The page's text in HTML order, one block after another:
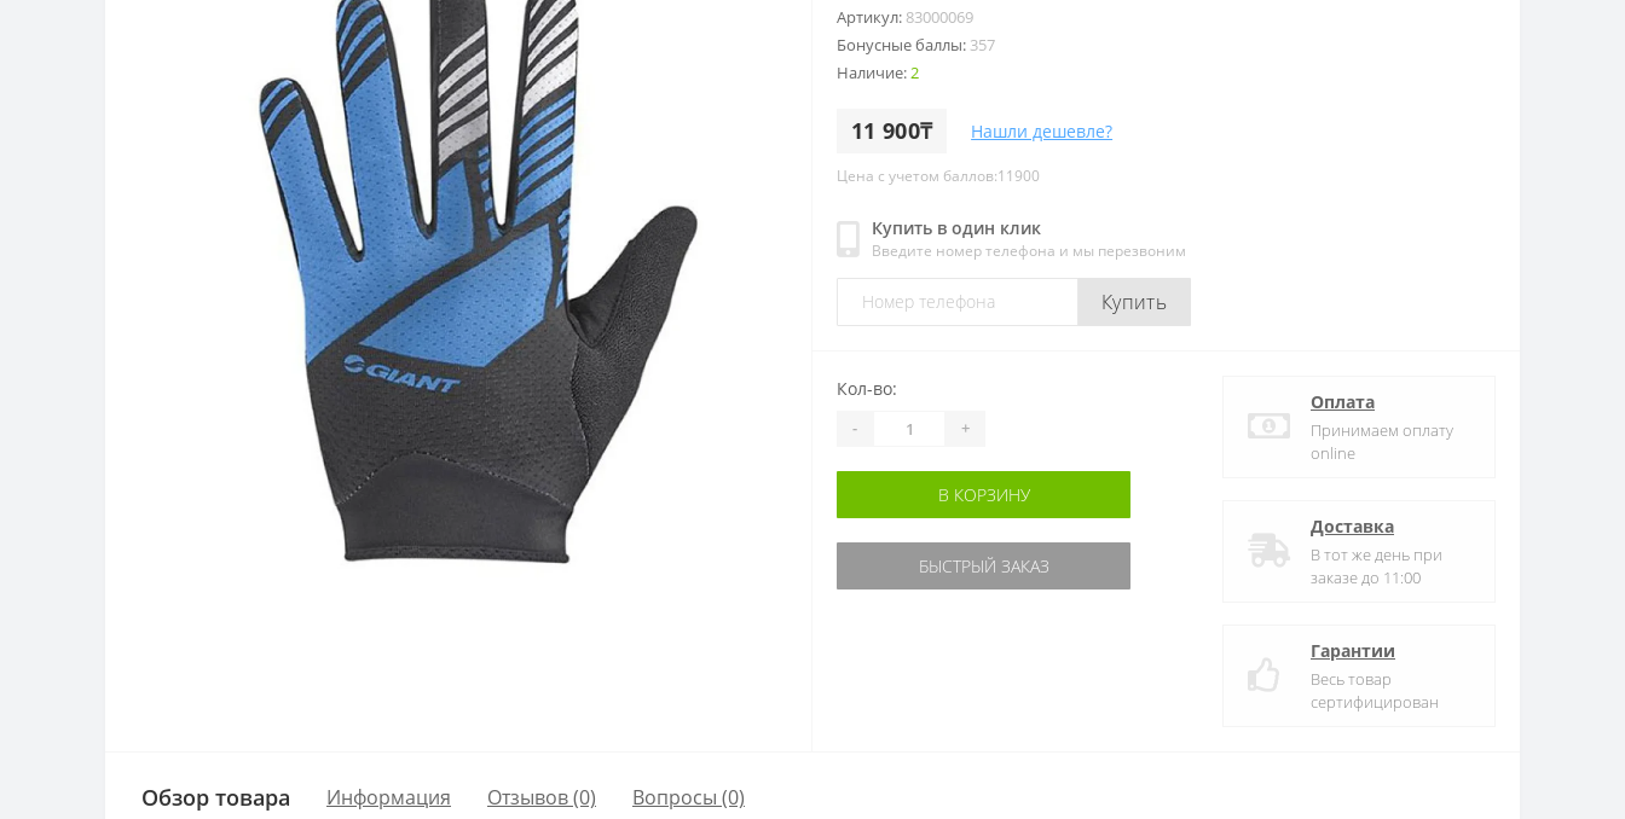
Артикул: 83000069
Бонусные баллы: 357
Наличие: 2
11 900₸ Нашли дешевле?
Цена с учетом баллов:11900
Купить в один клик
Введите номер телефона и мы перезвоним
Купить
Кол-во:
- +
В КОРЗИНУ
БЫСТРЫЙ ЗАКАЗ
Оплата
Принимаем оплату
online
Доставка
В тот же день при
заказе до 11:00
Гарантии
Весь товар
сертифицирован
Обзор товара Информация Отзывов (0) Вопросы (0)